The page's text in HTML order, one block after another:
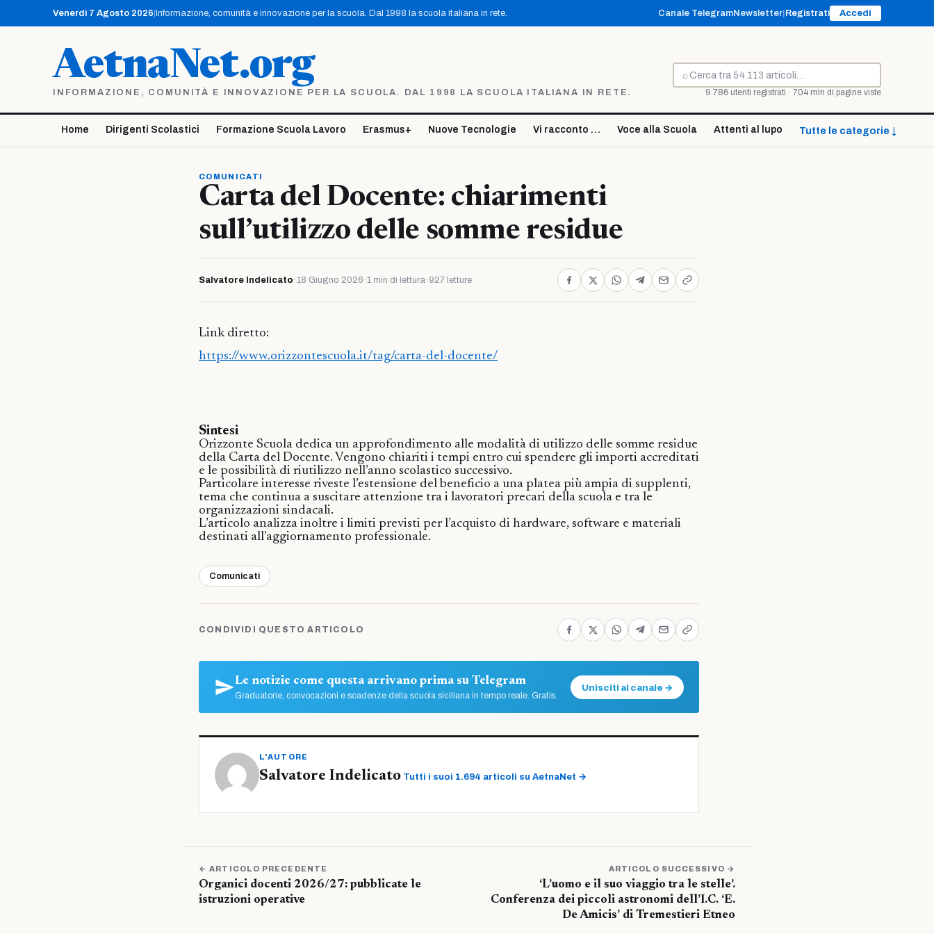
contenuto
Venerdì 7 Agosto 2026 Informazione, comunità e innovazione per la scuola. Dal 1998 la scuola italiana in rete. Canale TelegramNewsletter Registrati Accedi
AetnaNet.org
INFORMAZIONE, COMUNITÀ E INNOVAZIONE PER LA SCUOLA. DAL 1998 LA SCUOLA ITALIANA IN RETE.
⌕
Cerca
9.786 utenti registrati · 704 mln di pagine viste
Home Dirigenti Scolastici Formazione Scuola Lavoro Erasmus+ Nuove Tecnologie Vi racconto … Voce alla Scuola Attenti al lupo Tutte le categorie ↓
COMUNICATI
Carta del Docente: chiarimenti
sull’utilizzo delle somme residue
Salvatore Indelicato ·18 Giugno 2026 ·1 min di lettura· 927 letture
Link diretto:
https://www.orizzontescuola.it/tag/carta-del-docente/
Sintesi
Orizzonte Scuola dedica un approfondimento alle modalità di utilizzo delle somme residue
della Carta del Docente. Vengono chiariti i tempi entro cui spendere gli importi accreditati
e le possibilità di riutilizzo nell’anno scolastico successivo.
Particolare interesse riveste l’estensione del beneficio a una platea più ampia di supplenti,
tema che continua a suscitare attenzione tra i lavoratori precari della scuola e tra le
organizzazioni sindacali.
L’articolo analizza inoltre i limiti previsti per l’acquisto di hardware, software e materiali
destinati all’aggiornamento professionale.
Comunicati
CONDIVIDI QUESTO ARTICOLO
Le notizie come questa arrivano prima su Telegram
Graduatorie, convocazioni e scadenze della scuola siciliana in tempo reale. Gratis.
Unisciti al canale →
L'AUTORE
Salvatore Indelicato Tutti i suoi 1.694 articoli su AetnaNet →
← ARTICOLO PRECEDENTE
Organici docenti 2026/27: pubblicate le
istruzioni operative
ARTICOLO SUCCESSIVO →
‘L’uomo e il suo viaggio tra le stelle’.
Conferenza dei piccoli astronomi dell’I.C. ‘E.
De Amicis’ di Tremestieri Etneo